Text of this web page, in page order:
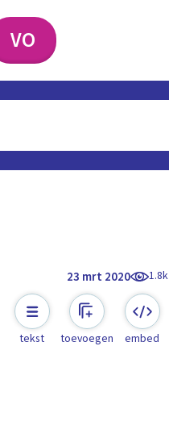
VO
23 mrt 2020 1.8k
tekst toevoegen embed